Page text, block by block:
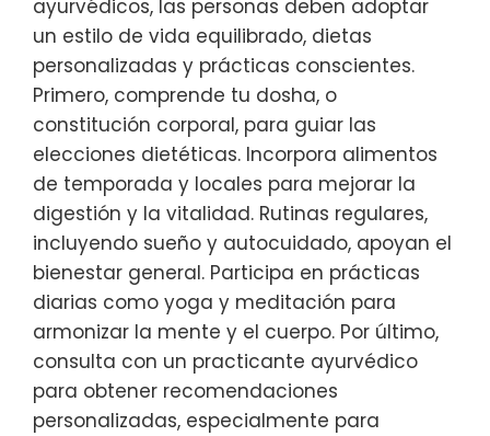
ayurvédicos, las personas deben adoptar
un estilo de vida equilibrado, dietas
personalizadas y prácticas conscientes.
Primero, comprende tu dosha, o
constitución corporal, para guiar las
elecciones dietéticas. Incorpora alimentos
de temporada y locales para mejorar la
digestión y la vitalidad. Rutinas regulares,
incluyendo sueño y autocuidado, apoyan el
bienestar general. Participa en prácticas
diarias como yoga y meditación para
armonizar la mente y el cuerpo. Por último,
consulta con un practicante ayurvédico
para obtener recomendaciones
personalizadas, especialmente para